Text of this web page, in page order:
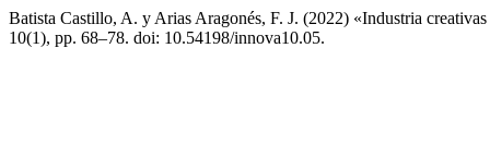
Batista Castillo, A. y Arias Aragonés, F. J. (2022) «Industria
10(1), pp. 68–78. doi: 10.54198/innova10.05.